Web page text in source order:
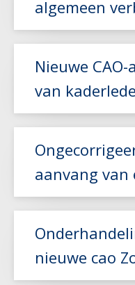
algemeen
Nieuwe
van
aanvang van
nieuwe cao